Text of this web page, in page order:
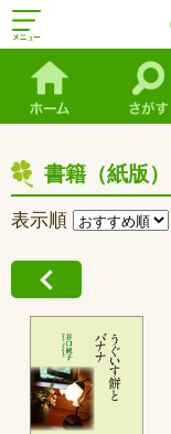
書籍（紙版）
表示順